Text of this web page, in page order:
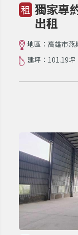
租 獨家專
出租
地區：高雄市燕
建坪：101.19坪